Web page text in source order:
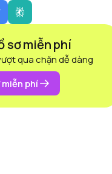
sơ miễn phí
qua chặn dễ dàng
phí